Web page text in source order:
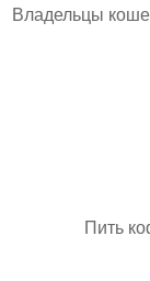
Владельцы
Пить